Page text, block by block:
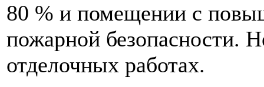
80 % и помещении с
пожарной безопасности.
отделочных работах.